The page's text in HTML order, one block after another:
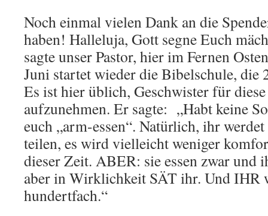
Noch einmal vielen Dank an die
haben! Halleluja, Gott segne Euch
sagte unser Pastor, hier im Fernen
Juni startet wieder die Bibelschule, die
Es ist hier üblich, Geschwister für
aufzunehmen. Er sagte: „Habt keine
euch „arm-essen“. Natürlich, ihr
teilen, es wird vielleicht weniger
dieser Zeit. ABER: sie essen zwar
aber in Wirklichkeit SÄT ihr. Und IHR
hundertfach.“